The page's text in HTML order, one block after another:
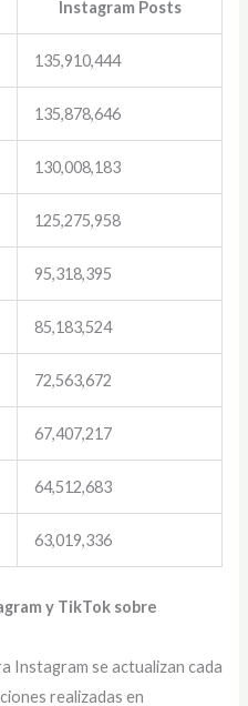
Instagram Posts
135,910,444
135,878,646
130,008,183
125,275,958
95,318,395
85,183,524
72,563,672
67,407,217
64,512,683
63,019,336
y TikTok sobre
Instagram se actualizan cada
realizadas en